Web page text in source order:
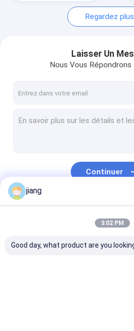
Plaque en bobine galvanisée
Plaque en bobine laminée à
Plaque en acier laminée à froid
produits de cuivre
Atelier de construction en acier
Regardez plus
Laisser Un
Nous Vous
Continuer
jiang
3:02 PM
Good day, what product are you